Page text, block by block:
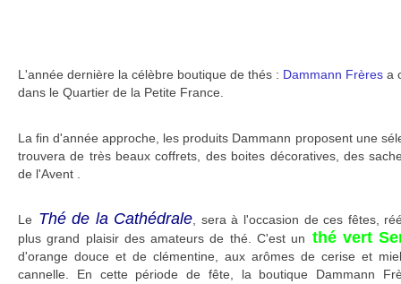
L'année dernière la célèbre boutique de thés : Dammann Frères a
dans le Quartier de la Petite France.
La fin d'année approche, les produits Dammann proposent une
trouvera de très beaux coffrets, des boites décoratives, des
de l'Avent .
Le Thé de la Cathédrale , sera à l'occasion de ces fêtes,
plus grand plaisir des amateurs de thé. C'est un thé vert
d'orange douce et de clémentine, aux arômes de cerise et
cannelle. En cette période de fête, la boutique Dammann